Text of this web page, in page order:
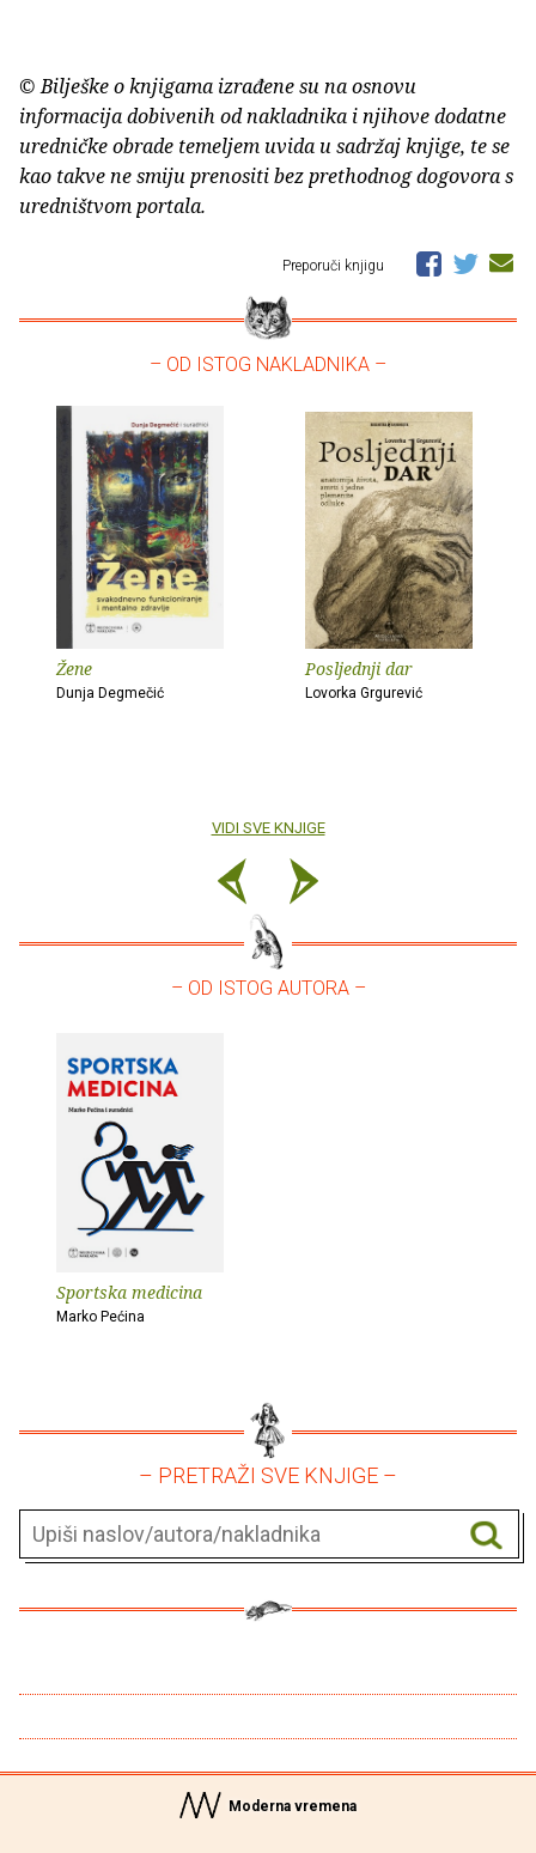
© Bilješke o knjigama izrađene su na osnovu
informacija dobivenih od nakladnika i njihove dodatne
uredničke obrade temeljem uvida u sadržaj knjige, te se
kao takve ne smiju prenositi bez prethodnog dogovora s
uredništvom portala.
Preporuči knjigu
– OD ISTOG NAKLADNIKA –
Žene
Dunja Degmečić
Posljednji dar
Lovorka Grgurević
VIDI SVE KNJIGE
– OD ISTOG AUTORA –
Sportska medicina
Marko Pećina
– PRETRAŽI SVE KNJIGE –
Moderna vremena